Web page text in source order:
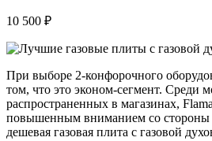
10 500 ₽
При выборе 2-конфорочного
том, что это эконом-сегмент. Среди
распространенных в магазинах,
повышенным вниманием со стороны
дешевая газовая плита с газовой